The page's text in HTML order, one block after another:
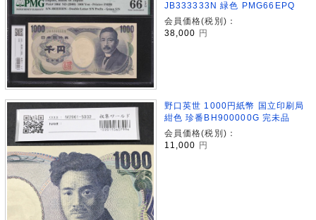
JB333333N 緑色 PMG66EPQ
会員価格(税別)：
38,000
円
野口英世 1000円紙幣 国立印刷局
紺色 珍番BH900000G 完未品
会員価格(税別)：
11,000
円